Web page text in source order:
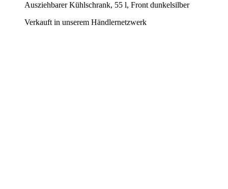
Ausziehbarer Kühlschrank, 55 l, Front dunkelsilber
Verkauft in unserem Händlernetzwerk